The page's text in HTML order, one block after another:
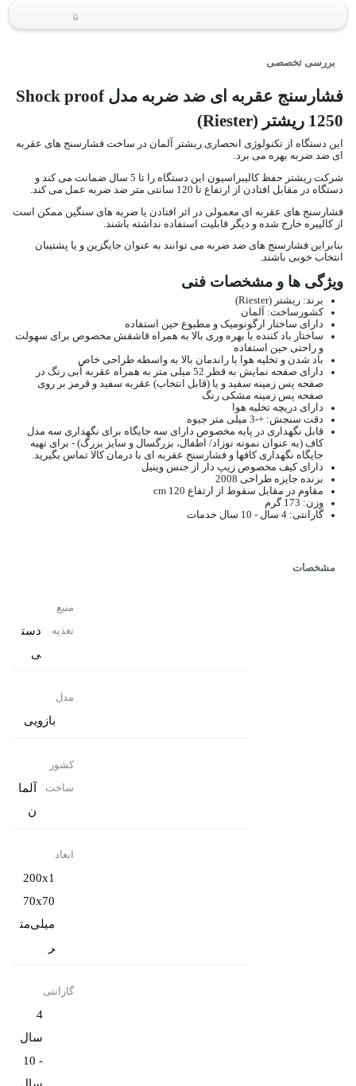
0
بررسی تخصصی
فشارسنج عقربه ای ضد ضربه مدل Shock proof
1250 ریشتر (Riester)
این دستگاه از تکنولوژی انحصاری ریشتر آلمان در ساخت فشارسنج های عقربه
ای ضد ضربه بهره می برد.
شرکت ریشتر حفظ کالیبراسیون این دستگاه را تا 5 سال ضمانت می کند و
دستگاه در مقابل افتادن از ارتفاع تا 120 سانتی متر ضد ضربه عمل می کند.
فشارسنج های عقربه ای معمولی در اثر افتادن یا ضربه های سنگین ممکن است
از کالیبره خارج شده و دیگر قابلیت استفاده نداشته باشند.
بنابراین فشارسنج های ضد ضربه می توانند به عنوان جایگزین و یا پشتیبان
انتخاب خوبی باشند.
ویژگی ها و مشخصات فنی
برند: ریشتر (Riester)
کشورساخت: آلمان
دارای ساختار ارگونومیک و مطبوع حین استفاده
ساختار باد کننده با بهره وری بالا به همراه قاشقش مخصوص برای سهولت
و راحتی حین استفاده
باد شدن و تخلیه هوا با راندمان بالا به واسطه طراحی خاص
دارای صفحه نمایش به قطر 52 میلی متر به همراه عقربه آبی رنگ در
صفحه پس زمینه سفید و یا (قابل انتخاب) عقربه سفید و قرمز بر روی
صفحه پس زمینه مشکی رنگ
دارای دریچه تخلیه هوا
دقت سنجش: +-3 میلی متر جیوه
قابل نگهداری در پایه مخصوص دارای سه جایگاه برای نگهداری سه مدل
کاف (به عنوان نمونه نوزاد/ اطفال، بزرگسال و سایز بزرگ) - برای تهیه
جایگاه نگهداری کافها و فشارسنج عقربه ای با درمان کالا تماس بگیرید.
دارای کیف مخصوص زیپ دار از جنس وینیل
برنده جایزه طراحی 2008
مقاوم در مقابل سقوط از ارتفاع 120 cm
وزن: 173 گرم
گارانتی: 4 سال - 10 سال خدمات
مشخصات
منبع
تغذیه
دست
ی
مدل
بازویی
کشور
ساخت
آلما
ن
ابعاد
200x1
70x70
میلی‌مت
ر
گارانتی
4
سال
- 10
سال